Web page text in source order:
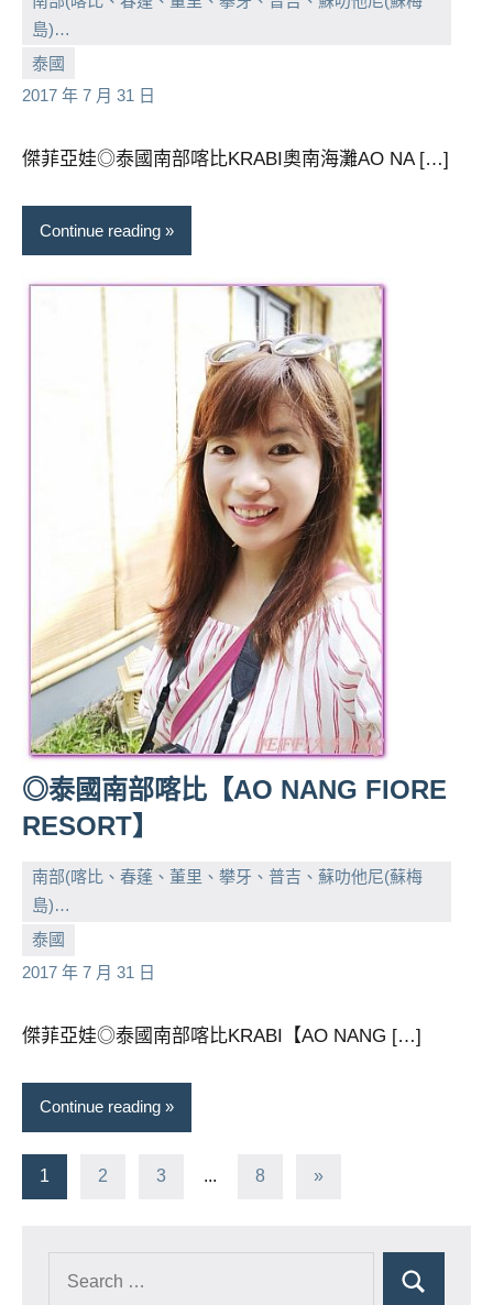
島)…
泰國
2017 年 7 月 31 日
小
芳
No
comments
傑菲亞娃◎泰國南部喀比KRABI奧南海灘AO NA […]
Continue reading
◎泰國南部喀比【AO NANG FIORE
RESORT】
南部(喀比、春蓬、董里、攀牙、普吉、蘇叻他尼(蘇梅
島)…
泰國
2017 年 7 月 31 日
小
芳
No
comments
傑菲亞娃◎泰國南部喀比KRABI【AO NANG […]
Continue reading
文
分
1 2 3 ... 8
Next
»